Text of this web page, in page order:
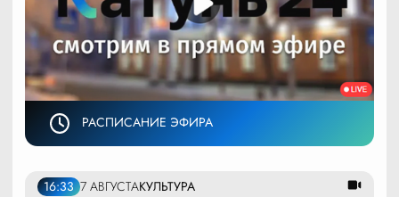
РАСПИСАНИЕ ЭФИРА
16:33 7 АВГУСТАКУЛЬТУРА